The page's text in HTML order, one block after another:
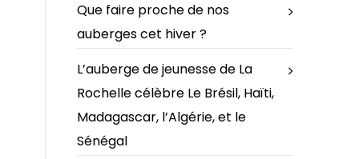
Que faire proche de nos
auberges cet hiver ?
L’auberge de jeunesse de La
Rochelle célèbre Le Brésil, Haïti,
Madagascar, l’Algérie, et le
Sénégal